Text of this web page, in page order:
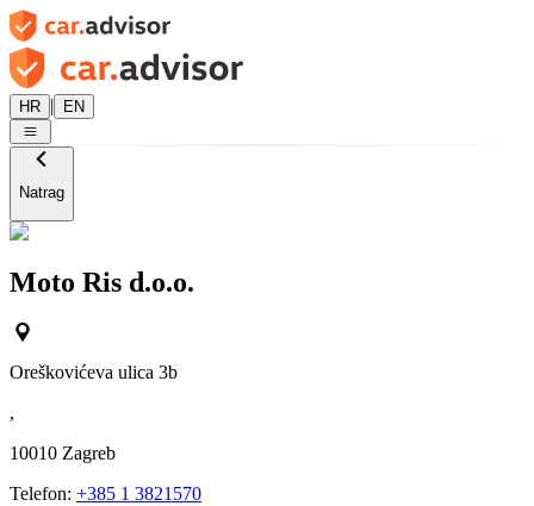
HR | EN
Natrag
Moto Ris d.o.o.
Oreškovićeva ulica 3b
,
10010 Zagreb
Telefon: +385 1 3821570